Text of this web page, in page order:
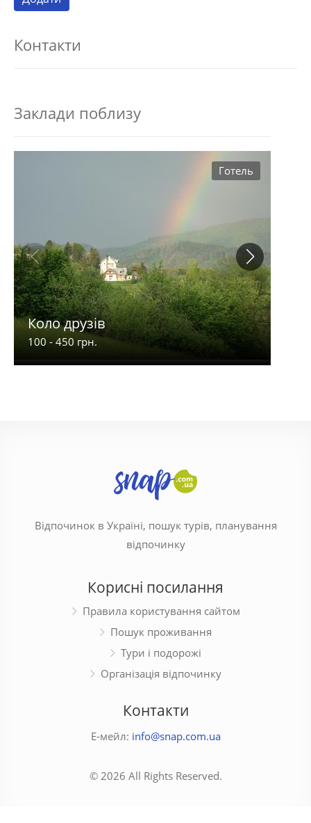
Контакти
Заклади поблизу
Готель
Коло друзів
100 - 450 грн.
Відпочинок в Україні, пошук турів, планування
відпочинку
Корисні посилання
Правила користування сайтом
Пошук проживання
Тури і подорожі
Організація відпочинку
Контакти
Е-мейл: info@snap.com.ua
© 2026 All Rights Reserved.